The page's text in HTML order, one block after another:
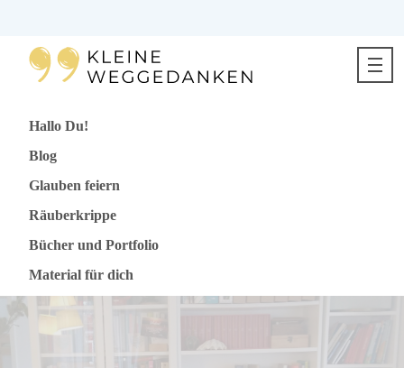
Direkt
Hallo Du!
Blog
Glauben feiern
Räuberkrippe
Bücher und Portfolio
Material für dich